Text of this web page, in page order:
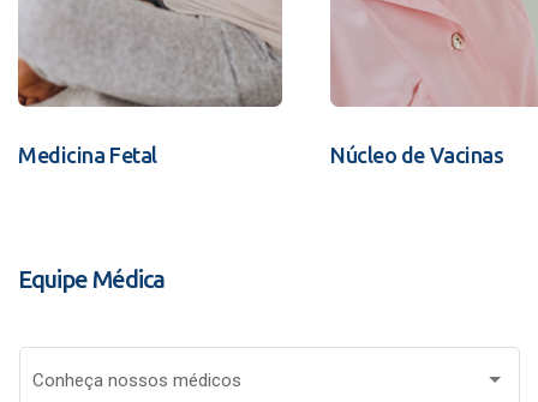
Medicina Fetal Núcleo de Vacinas
Equipe Médica
Conheça nossos médicos